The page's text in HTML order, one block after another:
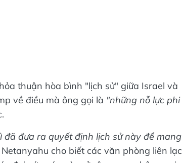
thuận hòa bình "lịch sử" giữa Israel và
về điều mà ông gọi là "những nỗ lực phi
đã đưa ra quyết định lịch sử này để mang
Netanyahu cho biết các văn phòng liên lạc